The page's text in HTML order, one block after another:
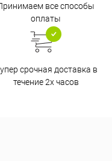
все способы
оплаты
срочная доставка в
течение 2х часов